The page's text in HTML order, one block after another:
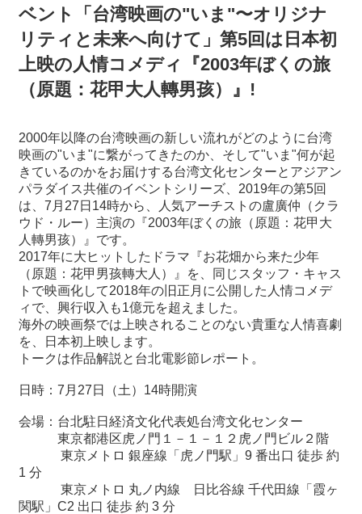
セ
ン
タ
て
最
新
情
報
と
申
過
去
行
事
湾
関
ベント「台湾映画の"いま"〜オリジナ
リティと未来へ向けて」第5回は日本初
上映の人情コメディ『2003年ぼくの旅
（原題：花甲大人轉男孩）』!
2000年以降の台湾映画の新しい流れがどのように台湾
映画の"いま "に繋がってきたのか、そして"いま "何が起
きているのかをお届けする台湾文化センターとアジアン
パラダイス共催のイベントシリーズ、 2019年の第5回
は、 7 月 27 日 14時から、人気アーチストの盧廣仲（クラ
ウド・ルー）主演の『2003年ぼくの旅（原題：花甲大
人轉男孩）』です。
2017年に大ヒットしたドラマ『お花畑から来た少年
（原題：花甲男孩轉大人）』を、同じスタッフ・キャス
トで映画化して2018年の旧正月に公開した人情コメデ
ィで、興行収入も1億元を超えました。
海外の映画祭では上映されることのない貴重な人情喜劇
を、日本初上映します。
トークは作品解説と台北電影節レポート。
日時：7月27日（土）14時開演
会場：台北駐日経済文化代表処台湾文化センター
東京都港区虎ノ門１－１－１２虎ノ門ビル２階
東京メトロ 銀座線「虎ノ門駅」 9 番出口 徒歩 約
1 分
東京メトロ 丸ノ内線 日比谷線 千代田線「霞ヶ
関駅」 C2 出口 徒歩 約 3 分